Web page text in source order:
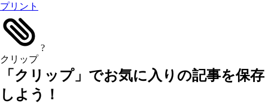
プリント
クリップ
?
「クリップ」でお気に入りの記事を保存
しよう！